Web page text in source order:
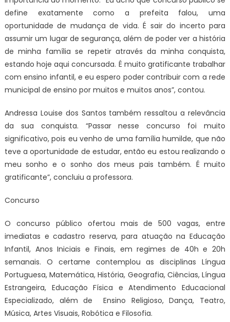
define exatamente como a prefeita falou, uma
oportunidade de mudança de vida. É sair do incerto para
assumir um lugar de segurança, além de poder ver a história
de minha família se repetir através da minha conquista,
estando hoje aqui concursada. É muito gratificante trabalhar
com ensino infantil, e eu espero poder contribuir com a rede
municipal de ensino por muitos e muitos anos”, contou.
Andressa Louise dos Santos também ressaltou a relevância
da sua conquista. “Passar nesse concurso foi muito
significativo, pois eu venho de uma família humilde, que não
teve a oportunidade de estudar, então eu estou realizando o
meu sonho e o sonho dos meus pais também. É muito
gratificante”, concluiu a professora.
Concurso
O concurso público ofertou mais de 500 vagas, entre
imediatas e cadastro reserva, para atuação na Educação
Infantil, Anos Iniciais e Finais, em regimes de 40h e 20h
semanais. O certame contemplou as disciplinas Língua
Portuguesa, Matemática, História, Geografia, Ciências, Língua
Estrangeira, Educação Física e Atendimento Educacional
Especializado, além de Ensino Religioso, Dança, Teatro,
Música, Artes Visuais, Robótica e Filosofia.